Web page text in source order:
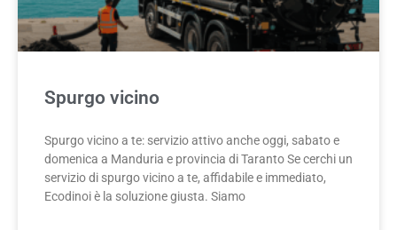
Spurgo vicino
Spurgo vicino a te: servizio attivo anche oggi, sabato e
domenica a Manduria e provincia di Taranto Se cerchi un
servizio di spurgo vicino a te, affidabile e immediato,
Ecodinoi è la soluzione giusta. Siamo